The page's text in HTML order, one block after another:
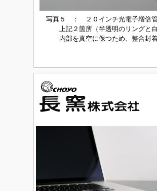
写真５ ： ２０インチ光電子増倍管
上記２箇所（半透明のリングと
内部を真空に保つため、整合封着